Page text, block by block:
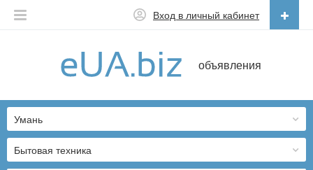
объявления
Вход в личный кабинет
Українська
Бытовая техника
Умань